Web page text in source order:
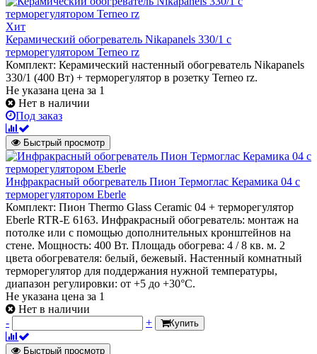
Хит
Керамический обогреватель Nikapanels 330/1 с
терморегулятором Terneo rz
Комплект: Керамический настенный обогреватель Nikapanels
330/1 (400 Вт) + терморегулятор в розетку Terneo rz.
Не указана цена за 1
Нет в наличии
Под заказ
Быстрый просмотр
Инфракрасный обогреватель Пион Термоглас Керамика 04 с
терморегулятором Eberle
Комплект: Пион Thermo Glass Ceramic 04 + терморегулятор
Eberle RTR-E 6163. Инфракрасный обогреватель: монтаж на
потолке или с помощью дополнительных кронштейнов на
стене. Мощность: 400 Вт. Площадь обогрева: 4 / 8 кв. м. 2
цвета обогревателя: белый, бежевый. Настенный комнатный
терморегулятор для поддержания нужной температуры,
диапазон регулировки: от +5 до +30°С.
Не указана цена за 1
Нет в наличии
-
+ Купить
Быстрый просмотр